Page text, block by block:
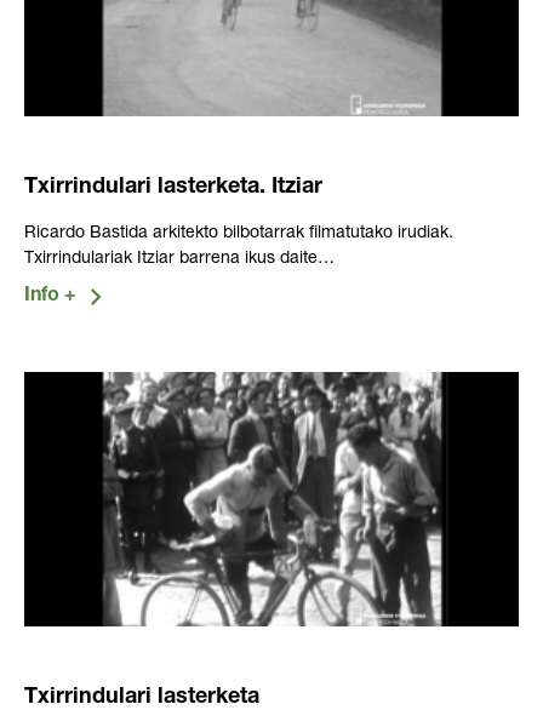
Txirrindulari lasterketa. Itziar
Ricardo Bastida arkitekto bilbotarrak filmatutako irudiak.
Txirrindulariak Itziar barrena ikus daite…
Txirrindulari lasterketa